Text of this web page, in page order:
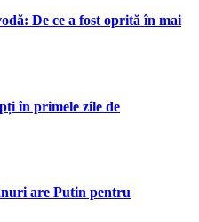
De ce a fost oprită în mai
în primele zile de
are Putin pentru